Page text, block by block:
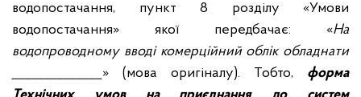
водопостачання, пункт 8 розділу «Умови
водопостачання» якої передбачає: «На
водопроводному вводі комерційний облік обладнати
» (мова оригіналу). Тобто, форма